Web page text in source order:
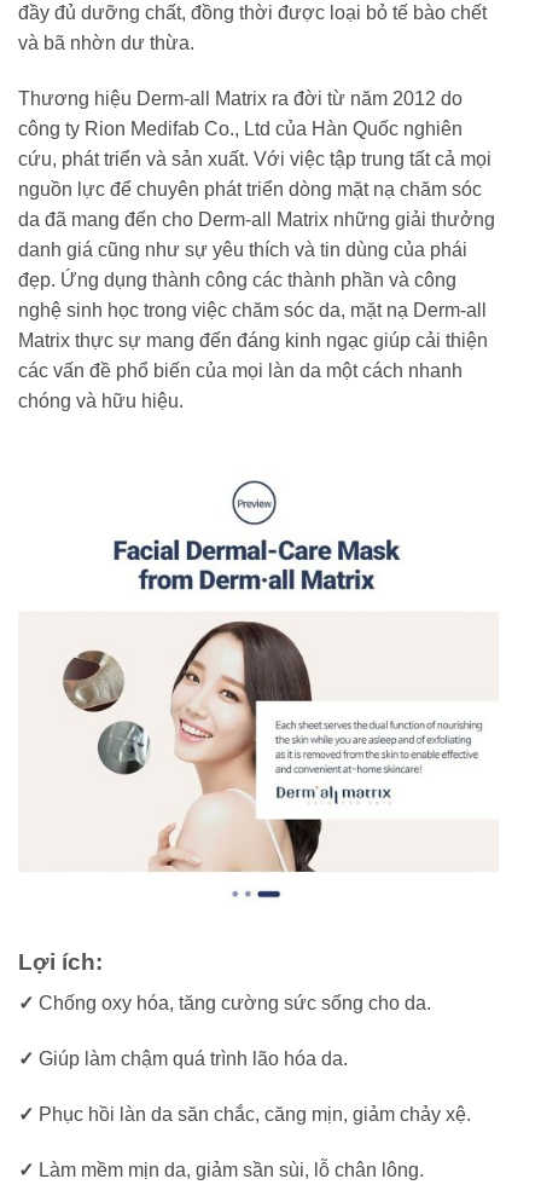
đầy đủ dưỡng chất, đồng thời được loại bỏ tế bào chết
và bã nhờn dư thừa.
Thương hiệu Derm-all Matrix ra đời từ năm 2012 do
công ty Rion Medifab Co., Ltd của Hàn Quốc nghiên
cứu, phát triển và sản xuất. Với việc tập trung tất cả mọi
nguồn lực để chuyên phát triển dòng mặt nạ chăm sóc
da đã mang đến cho Derm-all Matrix những giải thưởng
danh giá cũng như sự yêu thích và tin dùng của phái
đẹp. Ứng dụng thành công các thành phần và công
nghệ sinh học trong việc chăm sóc da, mặt nạ Derm-all
Matrix thực sự mang đến đáng kinh ngạc giúp cải thiện
các vấn đề phổ biến của mọi làn da một cách nhanh
chóng và hữu hiệu.
Lợi ích:
✓ Chống oxy hóa, tăng cường sức sống cho da.
✓ Giúp làm chậm quá trình lão hóa da.
✓ Phục hồi làn da săn chắc, căng mịn, giảm chảy xệ.
✓ Làm mềm mịn da, giảm sần sùi, lỗ chân lông.